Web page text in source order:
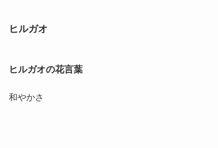
ヒルガオ
ヒルガオの花言葉
和やかさ